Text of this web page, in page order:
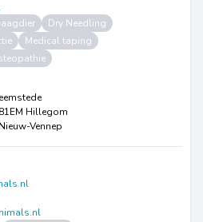
Dry Needling
Medical taping
Hillegom
Vennep